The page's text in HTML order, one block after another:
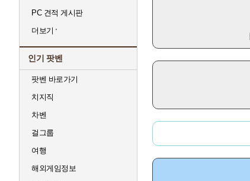
PC 견적 게시판
더보기
인기 팟벤
팟벤 바로가기
치지직
차벤
걸그룹
여행
해외게임정보